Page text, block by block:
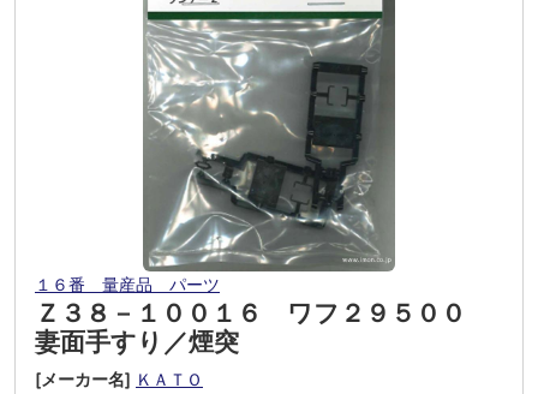
１６番 量産品 パーツ
Ｚ３８－１００１６ ワフ２９５００
妻面手すり／煙突
[メーカー名] ＫＡＴＯ